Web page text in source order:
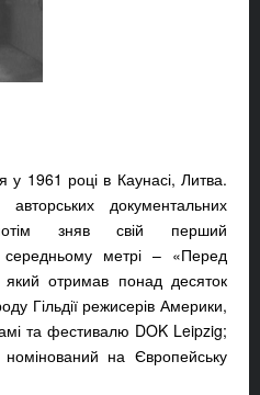
у 1961 році в Каунасі, Литва.
документальних
зняв свій перший
метрі – «Перед
отримав понад десяток
Гільдії режисерів Америки,
та фестивалю DOK Leipzig;
на Європейську